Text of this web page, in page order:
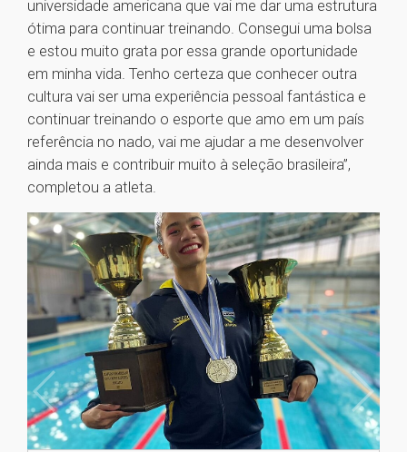
universidade americana que vai me dar uma estrutura
ótima para continuar treinando. Consegui uma bolsa
e estou muito grata por essa grande oportunidade
em minha vida. Tenho certeza que conhecer outra
cultura vai ser uma experiência pessoal fantástica e
continuar treinando o esporte que amo em um país
referência no nado, vai me ajudar a me desenvolver
ainda mais e contribuir muito à seleção brasileira”,
completou a atleta.